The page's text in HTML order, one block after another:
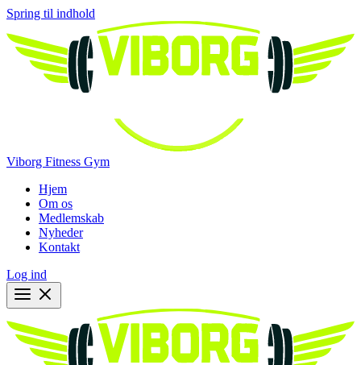
Spring til indhold
Viborg Fitness Gym
Hjem
Om os
Medlemskab
Nyheder
Kontakt
Log ind